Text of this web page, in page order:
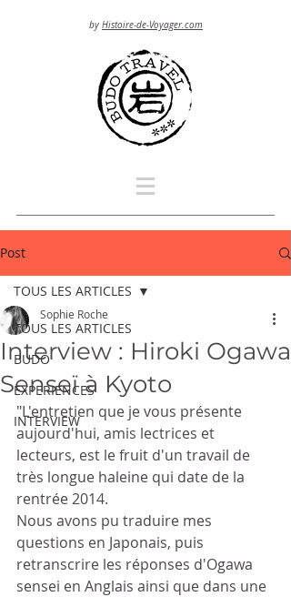
by Histoire-de-Voyager.com
Post
TOUS LES ARTICLES
BUDO
EXPERIENCES
INTERVIEW
TOUS LES ARTICLES
Interview : Hiroki Ogawa
Senseï à Kyoto
Sophie Roche
"L'entretien que je vous présente
aujourd'hui, amis lectrices et
lecteurs, est le fruit d'un travail de
très longue haleine qui date de la
rentrée 2014.
Nous avons pu traduire mes
questions en Japonais, puis
retranscrire les réponses d'Ogawa
sensei en Anglais ainsi que dans une